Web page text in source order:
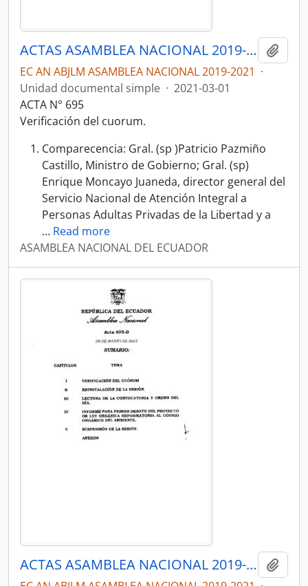
ACTAS ASAMBLEA NACIONAL 2019-2021
EC AN ABJLM ASAMBLEA NACIONAL 2019-2021 ·
Unidad documental simple · 2021-03-01
ACTA N° 695
Verificación del cuorum.
Comparecencia: Gral. (sp )Patricio Pazmiño
Castillo, Ministro de Gobierno; Gral. (sp)
Enrique Moncayo Juaneda, director general del
Servicio Nacional de Atención Integral a
Personas Adultas Privadas de la Libertad y a
… Read more
ASAMBLEA NACIONAL DEL ECUADOR
ACTAS ASAMBLEA NACIONAL 2019-2021